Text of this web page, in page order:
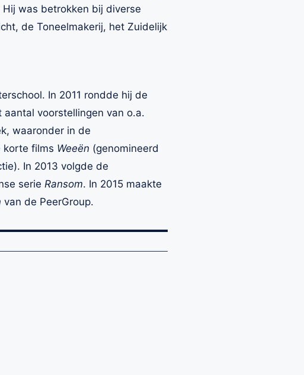
was betrokken bij diverse
de Toneelmakerij, het Zuidelijk
In 2011 rondde hij de
voorstellingen van o.a.
waaronder in de
korte films Weeën (genomineerd
In 2013 volgde de
serie Ransom. In 2015 maakte
van de PeerGroup.